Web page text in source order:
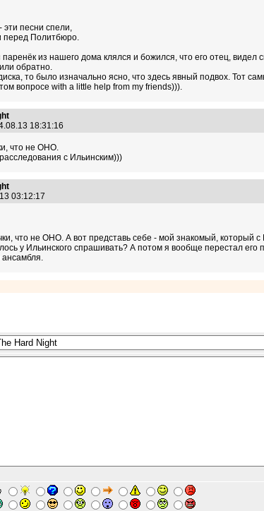
эти песни спели,
перед Политбюро.
из нашего дома клялся и божился, что его отец,
обратно.
то было изначально ясно, что здесь явный подвох. Тот
вопросе with a little help from my friends))).
18:31:16
что не ОНО.
с Ильинским)))
03:12:17
что не ОНО. А вот представь себе - мой знакомый, который
у Ильинского спрашивать? А потом я вообще перестал